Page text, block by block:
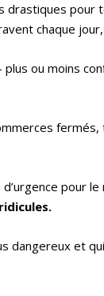
pour
chaque
plus ou moins
pour le
dangereux et